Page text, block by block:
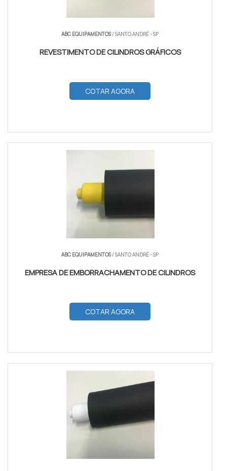
ABC EQUIPAMENTOS/ SANTO ANDRÉ - SP
REVESTIMENTO DE CILINDROS GRÁFICOS
COTAR AGORA
ABC EQUIPAMENTOS/ SANTO ANDRÉ - SP
EMPRESA DE EMBORRACHAMENTO DE CILINDROS
COTAR AGORA